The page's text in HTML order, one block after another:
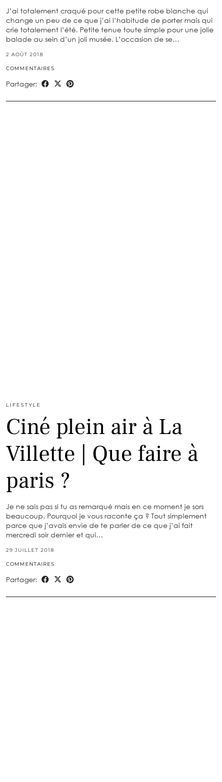
J’ai totalement craqué pour cette petite robe blanche qui
change un peu de ce que j’ai l’habitude de porter mais qui
crie totalement l’été. Petite tenue toute simple pour une jolie
balade au sein d’un joli musée. L’occasion de se…
2 AOÛT 2018
COMMENTAIRES
Partager:
LIFESTYLE
Ciné plein air à La
Villette | Que faire à
paris ?
Je ne sais pas si tu as remarqué mais en ce moment je sors
beaucoup. Pourquoi je vous raconte ça ? Tout simplement
parce que j’avais envie de te parler de ce que j’ai fait
mercredi soir dernier et qui…
29 JUILLET 2018
COMMENTAIRES
Partager: